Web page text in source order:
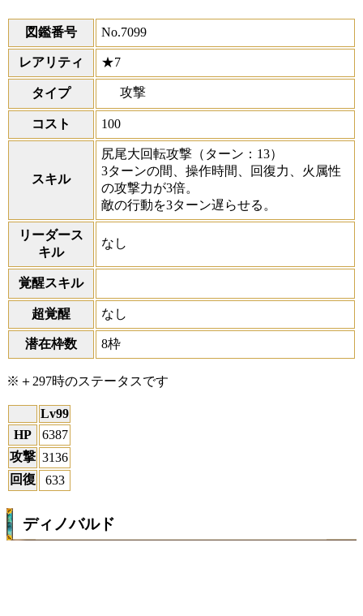
図鑑番号 No.7099
レアリティ ★7
タイプ 攻撃
コスト 100
スキル
尻尾大回転攻撃 （ターン：13）
3ターンの間、操作時間、回復力、火属性
の攻撃力が3倍。
敵の行動を3ターン遅らせる。
リーダース
キル
なし
覚醒スキル
超覚醒 なし
潜在枠数 8枠
※＋297時のステータスです
Lv99
HP
6387
攻撃 3136
回復
633
ディノバルド